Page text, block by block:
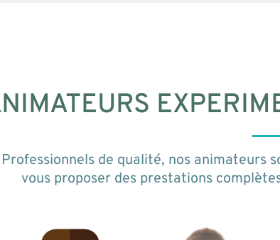
Professionnels de qualité, nos animateurs
vous proposer des prestations